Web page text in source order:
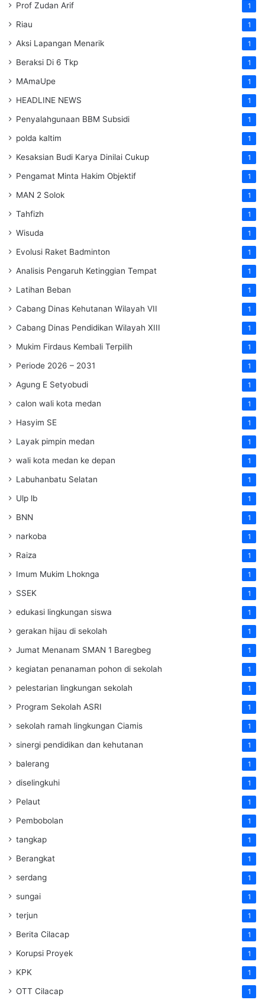
Prof Zudan Arif 1
Riau 1
Aksi Lapangan Menarik 1
Beraksi Di 6 Tkp 1
MAmaUpe 1
HEADLINE NEWS 1
Penyalahgunaan BBM Subsidi 1
polda kaltim 1
Kesaksian Budi Karya Dinilai Cukup 1
Pengamat Minta Hakim Objektif 1
MAN 2 Solok 1
Tahfizh 1
Wisuda 1
Evolusi Raket Badminton 1
Analisis Pengaruh Ketinggian Tempat 1
Latihan Beban 1
Cabang Dinas Kehutanan Wilayah VII 1
Cabang Dinas Pendidikan Wilayah XIII 1
Mukim Firdaus Kembali Terpilih 1
Periode 2026 – 2031 1
Agung E Setyobudi 1
calon wali kota medan 1
Hasyim SE 1
Layak pimpin medan 1
wali kota medan ke depan 1
Labuhanbatu Selatan 1
Ulp lb 1
BNN 1
narkoba 1
Raiza 1
Imum Mukim Lhoknga 1
SSEK 1
edukasi lingkungan siswa 1
gerakan hijau di sekolah 1
Jumat Menanam SMAN 1 Baregbeg 1
kegiatan penanaman pohon di sekolah 1
pelestarian lingkungan sekolah 1
Program Sekolah ASRI 1
sekolah ramah lingkungan Ciamis 1
sinergi pendidikan dan kehutanan 1
balerang 1
diselingkuhi 1
Pelaut 1
Pembobolan 1
tangkap 1
Berangkat 1
serdang 1
sungai 1
terjun 1
Berita Cilacap 1
Korupsi Proyek 1
KPK 1
OTT Cilacap 1